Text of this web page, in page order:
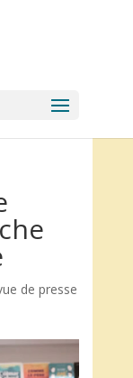
de presse